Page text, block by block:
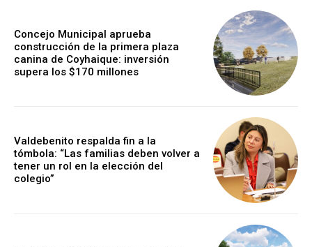
Concejo Municipal aprueba
construcción de la primera plaza
canina de Coyhaique: inversión
supera los $170 millones
Valdebenito respalda fin a la
tómbola: “Las familias deben volver a
tener un rol en la elección del
colegio”